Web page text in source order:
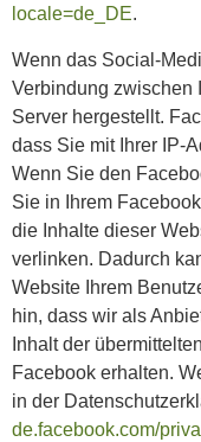
locale=de_DE.
Wenn das Social-
Verbindung zwischen
Server hergestellt.
dass Sie mit Ihrer IP-
Wenn Sie den
Sie in Ihrem
die Inhalte dieser
verlinken. Dadurch
Website Ihrem
hin, dass wir als
Inhalt der
Facebook erhalten.
in der
de.facebook.com/